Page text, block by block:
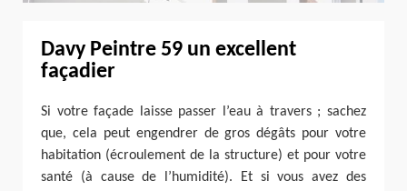
Davy Peintre 59 un excellent
façadier
Si votre façade laisse passer l’eau à travers ; sachez
que, cela peut engendrer de gros dégâts pour votre
habitation (écroulement de la structure) et pour votre
santé (à cause de l’humidité). Et si vous avez des